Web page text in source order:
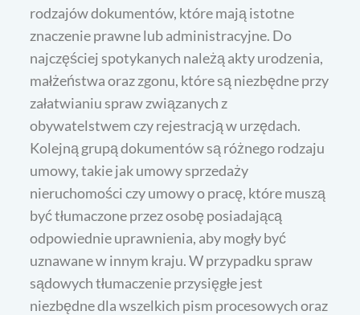
rodzajów dokumentów, które mają istotne
znaczenie prawne lub administracyjne. Do
najczęściej spotykanych należą akty urodzenia,
małżeństwa oraz zgonu, które są niezbędne przy
załatwianiu spraw związanych z
obywatelstwem czy rejestracją w urzędach.
Kolejną grupą dokumentów są różnego rodzaju
umowy, takie jak umowy sprzedaży
nieruchomości czy umowy o pracę, które muszą
być tłumaczone przez osobę posiadającą
odpowiednie uprawnienia, aby mogły być
uznawane w innym kraju. W przypadku spraw
sądowych tłumaczenie przysięgłe jest
niezbędne dla wszelkich pism procesowych oraz